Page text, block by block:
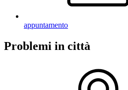
appuntamento
Problemi in città